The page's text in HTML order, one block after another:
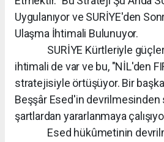
Uygulanıyor ve SURİYE'den
Ulaşma İhtimali Bulunuyor.
SURİYE Kürtleriyle
ihtimali de var ve bu, "NİL'den
stratejisiyle örtüşüyor. Bir
Beşşâr Esed'in devrilmesinden
şartlardan yararlanmaya
Esed hükûmetinin